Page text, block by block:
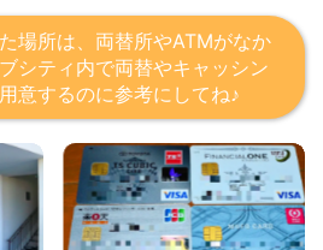
場所は、両替所やATMがなか
シティ内で両替やキャッシン
意するのに参考にしてね♪